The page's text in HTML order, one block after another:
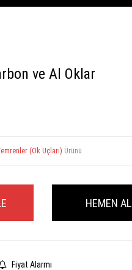
ve Al Oklar
(Ok Uçları) Ürünü
HEMEN AL
Fiyat Alarmı